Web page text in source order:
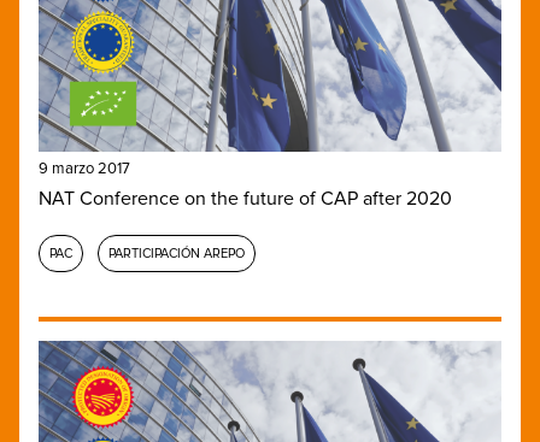
9 marzo 2017
NAT Conference on the future of CAP after 2020
PAC PARTICIPACIÓN AREPO